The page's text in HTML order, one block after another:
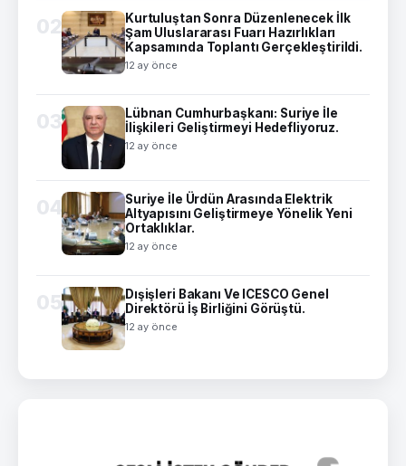
02
Kurtuluştan Sonra Düzenlenecek İlk
Şam Uluslararası Fuarı Hazırlıkları
Kapsamında Toplantı Gerçekleştirildi.
12 ay önce
03
Lübnan Cumhurbaşkanı: Suriye İle
İlişkileri Geliştirmeyi Hedefliyoruz.
12 ay önce
04
Suriye İle Ürdün Arasında Elektrik
Altyapısını Geliştirmeye Yönelik Yeni
Ortaklıklar.
12 ay önce
05
Dışişleri Bakanı Ve ICESCO Genel
Direktörü İş Birliğini Görüştü.
12 ay önce